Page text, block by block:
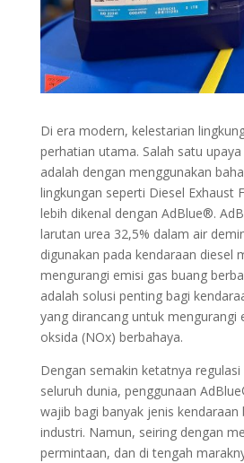
Di era modern, kelestarian
perhatian utama. Salah satu
adalah dengan menggunakan
lingkungan seperti Diesel Exhaust
lebih dikenal dengan AdBlue®.
larutan urea 32,5% dalam air
digunakan pada kendaraan diesel
mengurangi emisi gas buang
adalah solusi penting bagi
yang dirancang untuk mengurangi
oksida (NOx) berbahaya.
Dengan semakin ketatnya regulasi
seluruh dunia, penggunaan
wajib bagi banyak jenis kendaraan
industri. Namun, seiring dengan
permintaan, dan di tengah